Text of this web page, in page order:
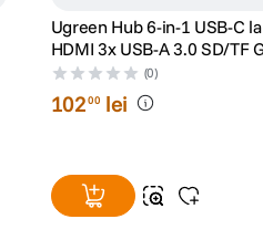
Ugreen Hub 6-in-1 USB-C la
HDMI 3x USB-A 3.0 SD/TF
(0)
10200 lei